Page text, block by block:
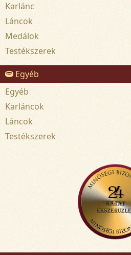
Karlánc
Láncok
Medálok
Testékszerek
Egyéb
Egyéb
Karláncok
Láncok
Testékszerek